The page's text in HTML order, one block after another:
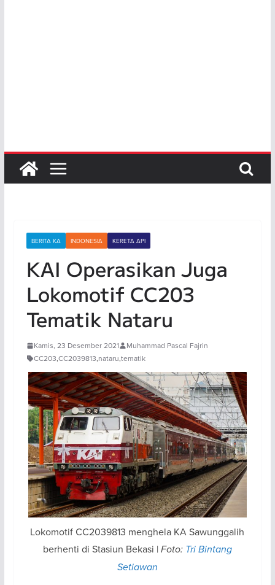
BERITA KA INDONESIA KERETA API
KAI Operasikan Juga
Lokomotif CC203
Tematik Nataru
Kamis, 23 Desember 2021
Muhammad Pascal Fajrin
CC203,CC2039813,nataru,tematik
Lokomotif CC2039813 menghela KA Sawunggalih
berhenti di Stasiun Bekasi | Foto: Tri Bintang
Setiawan